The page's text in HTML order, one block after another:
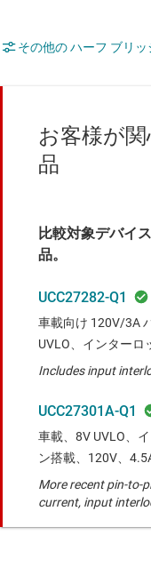
その他の ハーフ ブリ
お客様が
品
比較対象デバイ
品。
UCC27282-Q1
車載向け 120V/3A
UVLO、インターロ
Includes input
UCC27301A-Q1
車載、8V UVLO、
ン搭載、120V、
More recent pin-to-
current, input